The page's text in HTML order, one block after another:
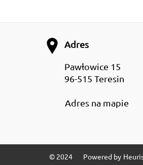
Adres
Pawłowice 15
96-515 Teresin
Adres na mapie
© 2024 Powered by